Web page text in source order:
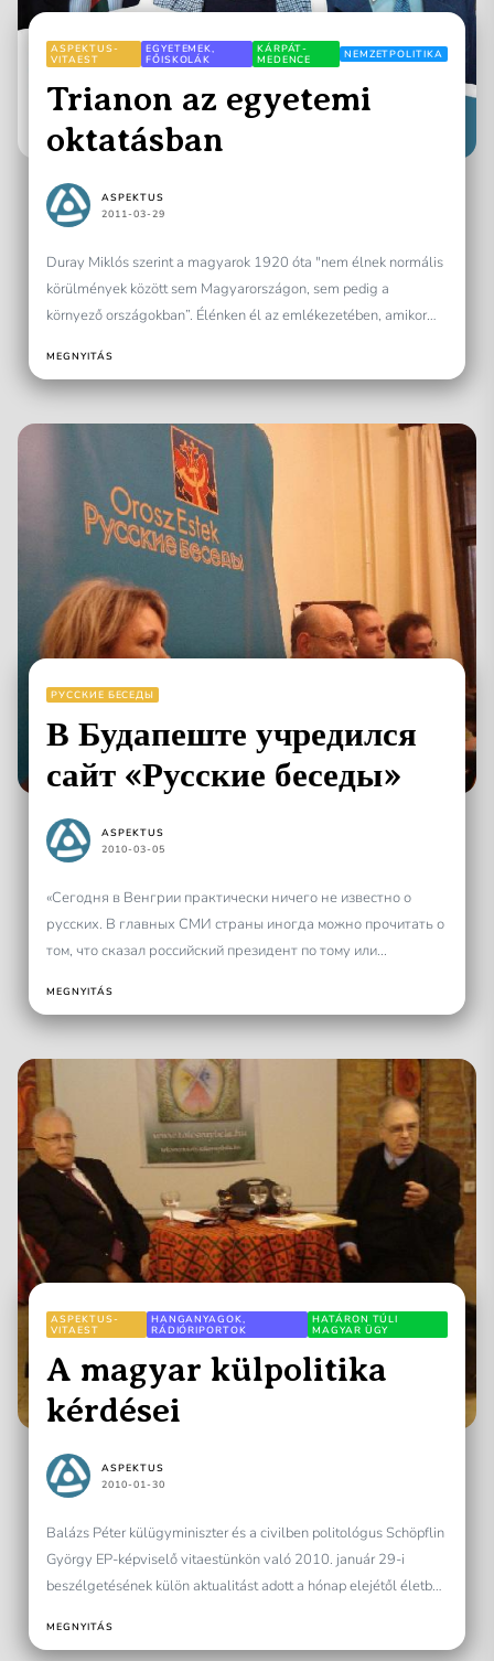
ASPEKTUS-
VITAEST
EGYETEMEK,
FŐISKOLÁK
KÁRPÁT-
MEDENCE
NEMZETPOLITIKA
Trianon az egyetemi
oktatásban
ASPEKTUS
2011-03-29
Duray Miklós szerint a magyarok 1920 óta "nem élnek normális
körülmények között sem Magyarországon, sem pedig a
környező országokban”. Élénken él az emlékezetében, amikor
MEGNYITÁS
РУССКИЕ БЕСЕДЫ
В Будапеште учредился
сайт «Русские беседы»
ASPEKTUS
2010-03-05
«Сегодня в Венгрии практически ничего не известно о
русских. В главных СМИ страны иногда можно прочитать о
том, что сказал российский президент по тому или...
MEGNYITÁS
ASPEKTUS-
VITAEST
HANGANYAGOK,
RÁDIÓRIPORTOK
HATÁRON TÚLI
MAGYAR ÜGY
A magyar külpolitika
kérdései
ASPEKTUS
2010-01-30
Balázs Péter külügyminiszter és a civilben politológus Schöpflin
György EP-képviselő vitaestünkön való 2010. január 29-i
beszélgetésének külön aktualitást adott a hónap elejétől életbe
MEGNYITÁS